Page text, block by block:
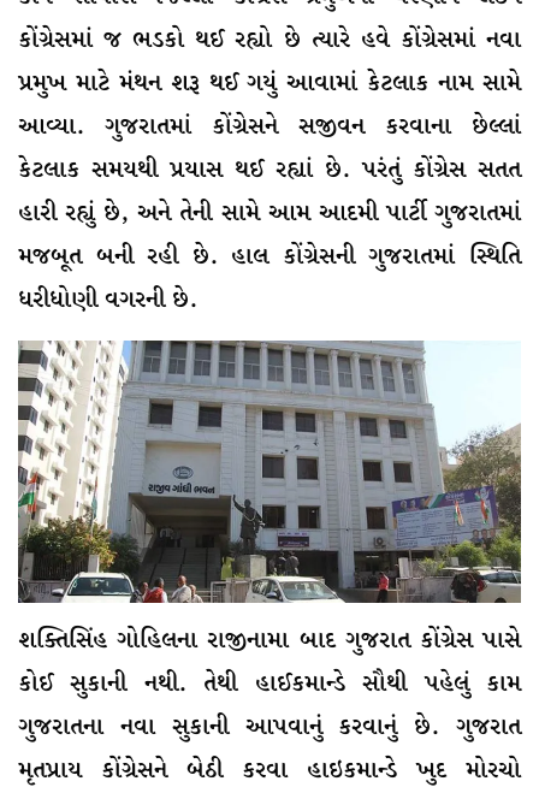
કોંગ્રેસમાં જ ભડકો થઈ રહ્યો છે ત્યારે હવે કોંગ્રેસમાં નવા
પ્રમુખ માટે મંથન શરૂ થઈ ગયું આવામાં કેટલાક નામ સામે
આવ્યા. ગુજરાતમાં કોંગ્રેસને સજીવન કરવાના છેલ્લાં
કેટલાક સમયથી પ્રયાસ થઈ રહ્યાં છે. પરંતું કોંગ્રેસ સતત
હારી રહ્યું છે, અને તેની સામે આમ આદમી પાર્ટી ગુજરાતમાં
મજબૂત બની રહી છે. હાલ કોંગ્રેસની ગુજરાતમાં સ્થિતિ
ધરીધોણી વગરની છે.
શક્તિસિંહ ગોહિલના રાજીનામા બાદ ગુજરાત કોંગ્રેસ પાસે
કોઈ સુકાની નથી. તેથી હાઈકમાન્ડે સૌથી પહેલું કામ
ગુજરાતના નવા સુકાની આપવાનું કરવાનું છે. ગુજરાત
મૃતપ્રાય કોંગ્રેસને બેઠી કરવા હાઇકમાન્ડે ખુદ મોરચો